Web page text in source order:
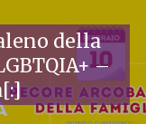
della
–